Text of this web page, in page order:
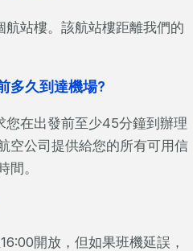
站樓。該航站樓距離我們的
多久到達機場?
在出發前至少45分鐘到辦理
空公司提供給您的所有可用信
間。
開放，但如果班機延誤，